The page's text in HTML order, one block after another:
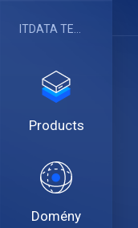
Products
Domény